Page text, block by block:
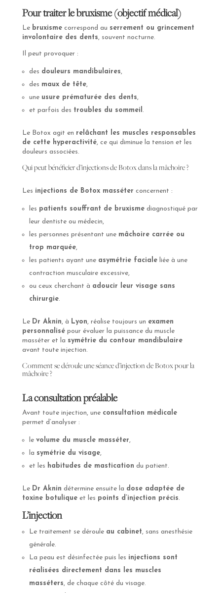
Pour traiter le bruxisme (objectif médical)
Le bruxismecorrespond au serrement ou grincement
involontaire des dents, souvent nocturne.
Il peut provoquer :
des douleurs mandibulaires,
des maux de tête,
une usure prématurée des dents,
et parfois des troubles du sommeil .
Le Botox agit en relâchant les muscles responsables
de cette hyperactivité, ce qui diminue la tension et les
douleurs associées.
Qui peut bénéficier d’injections de Botox dans la mâchoire ?
Les injections de Botox masséter concernent :
les patients souffrant de bruxismediagnostiqué par
leur dentiste ou médecin,
les personnes présentant une mâchoire carrée ou
trop marquée,
les patients ayant une asymétrie facialeliée à une
contraction musculaire excessive,
ou ceux cherchant à adoucir leur visage sans
chirurgie.
Le Dr Aknin, à Lyon, réalise toujours un examen
personnalisépour évaluer la puissance du muscle
masséter et la symétrie du contour mandibulaire
avant toute injection.
Comment se déroule une séance d’injection de Botox pour la
mâchoire ?
La consultation préalable
Avant toute injection, une consultation médicale
permet d’analyser :
le volume du muscle masséter,
la symétrie du visage,
et les habitudes de mastication du patient.
Le Dr Aknin détermine ensuite la dose adaptée de
toxine botuliqueet les points d’injection précis.
L’injection
Le traitement se déroule au cabinet, sans anesthésie
générale.
La peau est désinfectée puis les injections sont
réalisées directement dans les muscles
masséters, de chaque côté du visage.